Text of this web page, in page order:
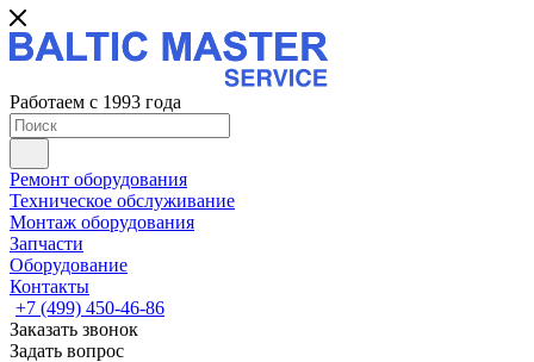
Работаем с 1993 года
Ремонт оборудования
Техническое обслуживание
Монтаж оборудования
Запчасти
Оборудование
Контакты
+7 (499) 450-46-86
Заказать звонок
Задать вопрос